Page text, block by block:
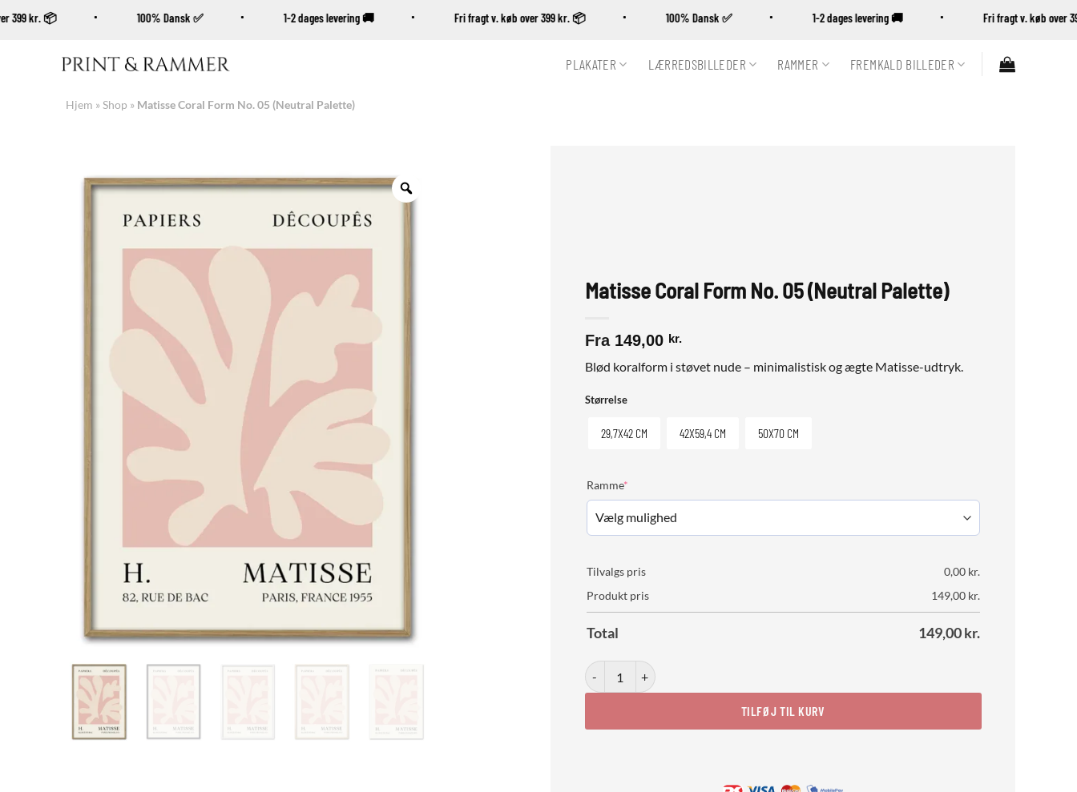
399 kr. 📦 100% Dansk ✅ 1-2 dages levering 🚚 Fri fragt v. køb over 399 kr. 📦 100% Dansk ✅ 1-2 dages levering 🚚 Fri fragt v. køb
PLAKATER LÆRREDSBILLEDER RAMMER FREMKALD BILLEDER
Hjem »Shop » Matisse Coral Form No. 05 (Neutral Palette)
Matisse Coral Form No. 05 (Neutral Palette)
Fra 149,00 kr.
Blød koralform i støvet nude – minimalistisk og ægte Matisse-udtryk.
Størrelse
29,7X42 CM 42X59,4 CM 50X70 CM
Ramme*(required)
Tilvalgs pris 0,00 kr.
Produkt pris
149,00 kr.
Total 149,00kr.
Matisse Coral Form No. 05 (Neutral Palette) antal
TILFØJ TIL KURV